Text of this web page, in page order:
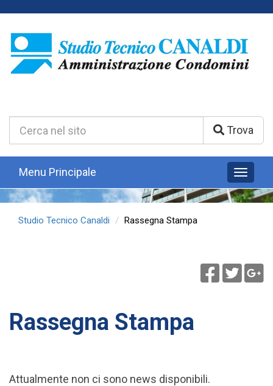
Cerca
nel
Sito:
Trova
Toggle
Menu Principale
Studio Tecnico Canaldi Rassegna Stampa
Rassegna Stampa
Attualmente non ci sono news disponibili.